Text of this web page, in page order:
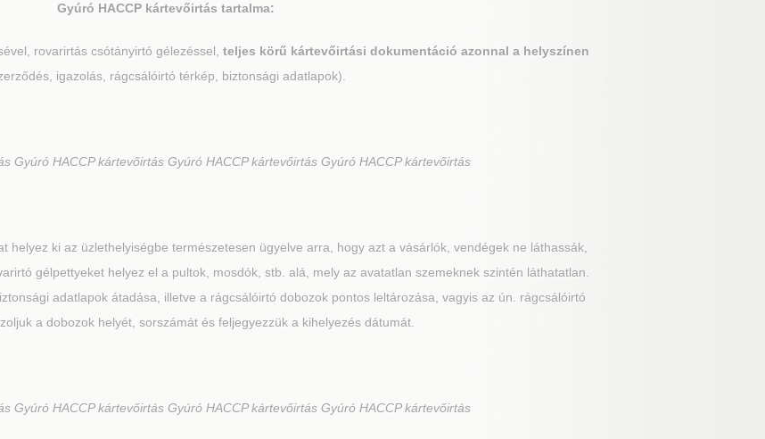
Gyúró HACCP kártevőirtás tartalma:
rovarirtás csótányirtó gélezéssel, teljes körű kártevőirtási dokumentáció azonnal a helyszínen
igazolás, rágcsálóirtó térkép, biztonsági adatlapok).
Gyúró HACCP kártevőirtás Gyúró HACCP kártevőirtás Gyúró HACCP kártevőirtás
helyez ki az üzlethelyiségbe természetesen ügyelve arra, hogy azt a vásárlók, vendégek ne láthassák,
gélpettyeket helyez el a pultok, mosdók, stb. alá, mely az avatatlan szemeknek szintén láthatatlan.
adatlapok átadása, illetve a rágcsálóirtó dobozok pontos leltározása, vagyis az ún. rágcsálóirtó
a dobozok helyét, sorszámát és feljegyezzük a kihelyezés dátumát.
Gyúró HACCP kártevőirtás Gyúró HACCP kártevőirtás Gyúró HACCP kártevőirtás